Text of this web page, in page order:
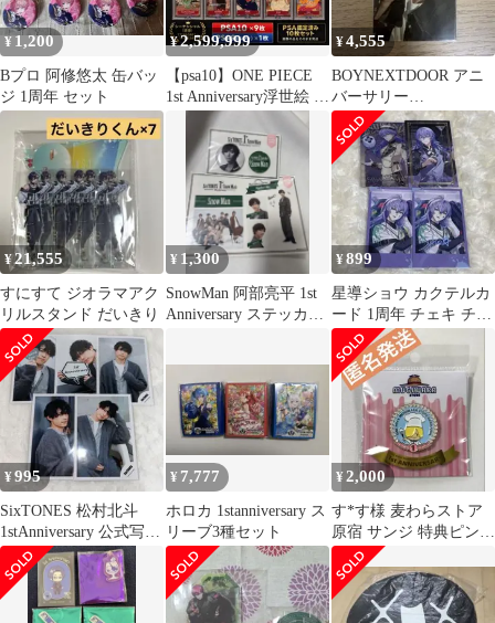
¥ 1,200
Bプロ 阿修悠太 缶バッ
ジ 1周年 セット
¥2,599,999
【psa10】ONE PIECE
1st Anniversary浮世絵 10
連番
¥4,555
BOYNEXTDOOR アニ
バーサリー
DOORJANCHI 2024 イ
ハン
¥21,555
すにすて ジオラマアク
リルスタンド だいきり
¥ 1,300
SnowMan 阿部亮平 1st
Anniversary ステッカー
¥899
星導ショウ カクテルカ
ード 1周年 チェキ チェ
キ風カード ウエハース
¥995
SixTONES 松村北斗
1stAnniversary 公式写真
まとめ売り
¥ 7,777
ホロカ 1stanniversary ス
リーブ3種セット
¥2,000
す*す様 麦わらストア
原宿 サンジ 特典ピンズ
ピンバッジ ONEPIECE